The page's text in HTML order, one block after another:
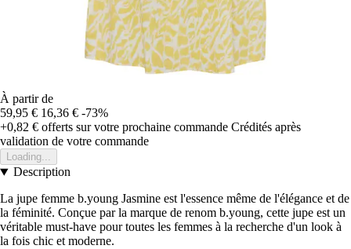
À partir de
59,95 € 16,36 € -73%
+0,82 € offerts sur votre prochaine commande Crédités après
validation de votre commande
Loading...
Description
La jupe femme b.young Jasmine est l'essence même de l'élégance et de
la féminité. Conçue par la marque de renom b.young, cette jupe est un
véritable must-have pour toutes les femmes à la recherche d'un look à
la fois chic et moderne.